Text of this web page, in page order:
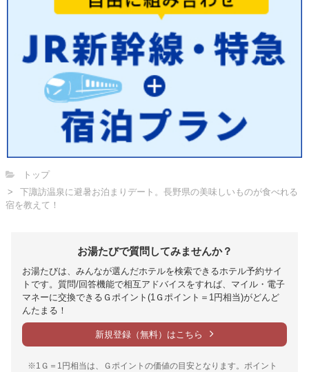
トップ
下諏訪温泉に避暑お泊まりデート。長野県の美味しいものが食べれる
宿を教えて！
お湯たびで質問してみませんか？
お湯たびは、みんなが選んだホテルを検索できるホテル予約サイ
トです。質問/回答機能で相互アドバイスをすれば、マイル・電子
マネーに交換できるＧポイント(1Ｇポイント＝1円相当)がどんど
んたまる！
新規登録（無料）はこちら
※1Ｇ＝1円相当は、Ｇポイントの価値の目安となります。ポイント